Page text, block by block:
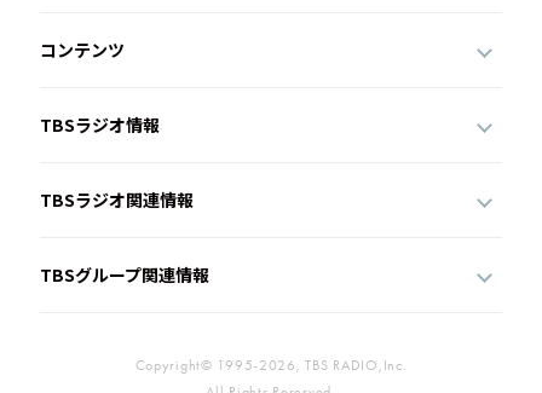
コンテンツ
TBSラジオ情報
TBSラジオ関連情報
TBSグループ関連情報
Copyright© 1995-2026, TBS RADIO,Inc.